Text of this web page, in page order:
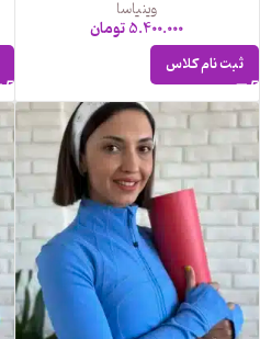
وینیاسا
5.400.000تومان
ثبت نام کلاس